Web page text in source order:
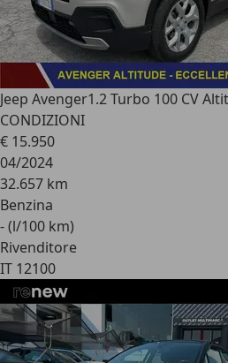
Jeep Avenger1.2 Turbo 100 CV
CONDIZIONI
€ 15.950
04/2024
32.657 km
Benzina
- (l/100 km)
Rivenditore
IT 12100